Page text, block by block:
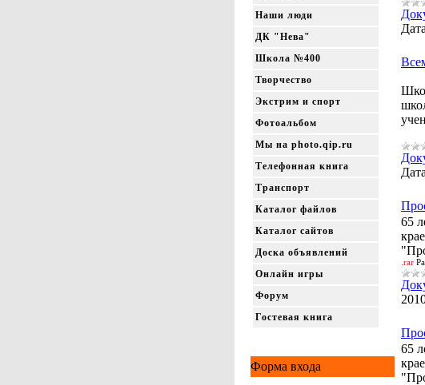
Наши люди
ДК "Нева"
Школа №400
Творчество
Экстрим и спорт
Фотоальбом
Мы на photo.qip.ru
Телефонная книга
Транспорт
Каталог файлов
Каталог сайтов
Доска объявлений
Онлайн игры
Форум
Гостевая книга
Форма входа
65
.rar
65